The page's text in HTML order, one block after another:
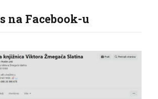
na Facebook-u